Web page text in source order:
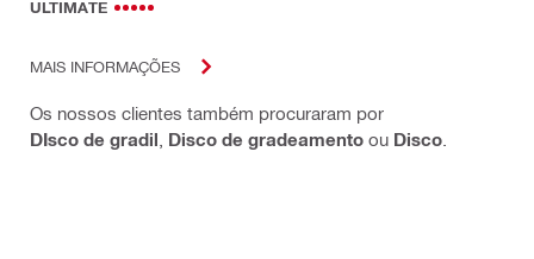
ULTIMATE
MAIS INFORMAÇÕES
Os nossos clientes também procuraram por
DIsco de gradil Disco de gradeamento ou Disco